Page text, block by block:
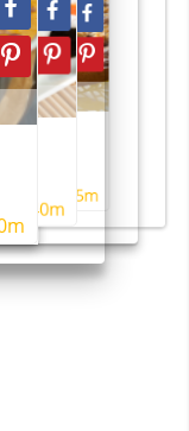
40m
55m